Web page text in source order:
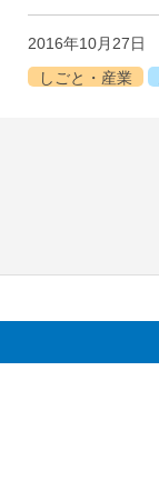
2016年10月27日
しごと・産業